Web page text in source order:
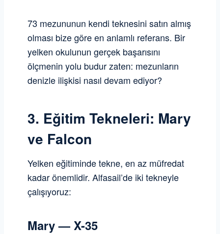
73 mezununun kendi teknesini satın almış
olması bize göre en anlamlı referans. Bir
yelken okulunun gerçek başarısını
ölçmenin yolu budur zaten: mezunların
denizle ilişkisi nasıl devam ediyor?
3. Eğitim Tekneleri: Mary
ve Falcon
Yelken eğitiminde tekne, en az müfredat
kadar önemlidir. Alfasail’de iki tekneyle
çalışıyoruz:
Mary — X-35